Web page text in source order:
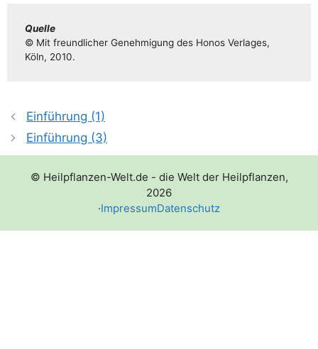
Quel­le
© Mit freund­li­cher Geneh­mi­gung des Honos Ver­la­ges,
Köln, 2010.
Einführung (1)
Einführung (3)
© Heilpflanzen-Welt.de - die Welt der Heilpflanzen,
2026
·ImpressumDatenschutz